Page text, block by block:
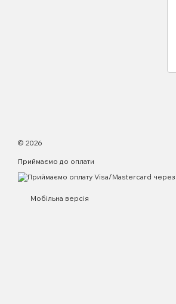
© 2026
Приймаємо до оплати
Мобільна версія